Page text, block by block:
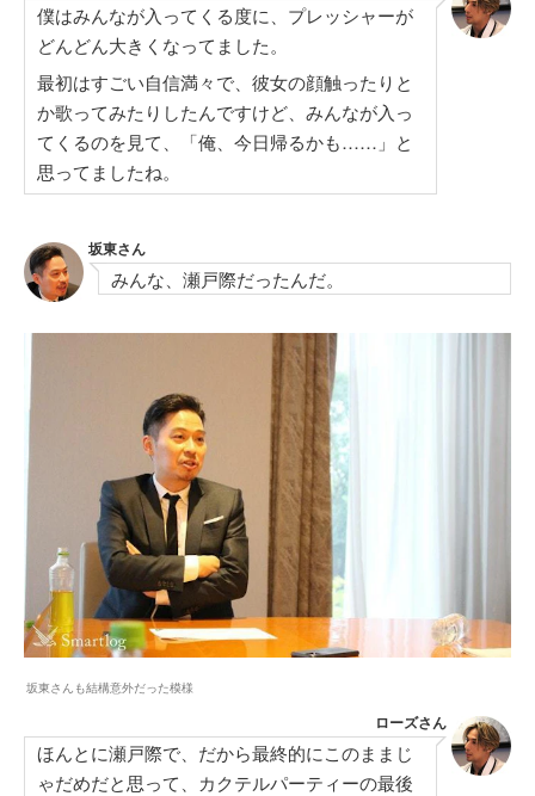
僕はみんなが入ってくる度に、プレッシャーが
どんどん大きくなってました。
最初はすごい自信満々で、彼女の顔触ったりと
か歌ってみたりしたんですけど、みんなが入っ
てくるのを見て、「俺、今日帰るかも……」と
思ってましたね。
坂東さん
みんな、瀬戸際だったんだ。
坂東さんも結構意外だった模様
ローズさん
ほんとに瀬戸際で、だから最終的にこのままじ
ゃだめだと思って、カクテルパーティーの最後